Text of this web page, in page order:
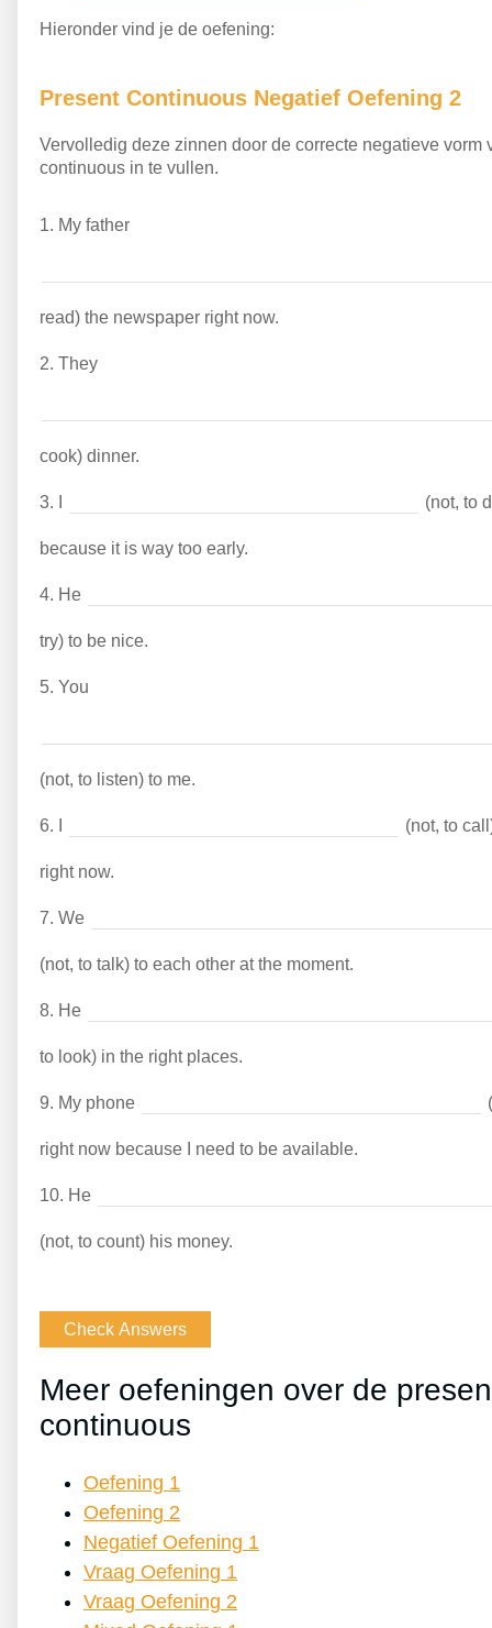
Hieronder vind je de oefening:
Present Continuous Negatief Oefening 2
Vervolledig deze zinnen door de correcte negatieve vorm
continuous in te vullen.
1. My father
read) the newspaper right now.
2. They
cook) dinner.
3. (not, to
because it is way too early.
4. He
try) to be nice.
5. You
(not, to listen) to me.
6. (not, to
right now.
7. We
(not, to talk) to each other at the moment.
8. He
to look) in the right places.
9. My phone
right now because I need to be available.
10. He
(not, to count) his money.
Meer oefeningen over de
continuous
Oefening 1
Oefening 2
Negatief Oefening 1
Vraag Oefening 1
Vraag Oefening 2